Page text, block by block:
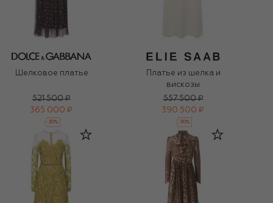
Шелковое платье
521 500 ₽
365 000 ₽
-30%
Платье из шелка и
вискозы
557 500 ₽
390 500 ₽
-30%